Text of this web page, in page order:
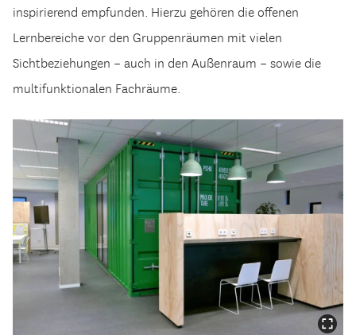
inspirierend empfunden. Hierzu gehören die offenen
Lernbereiche vor den Gruppenräumen mit vielen
Sichtbeziehungen – auch in den Außenraum – sowie die
multifunktionalen Fachräume.